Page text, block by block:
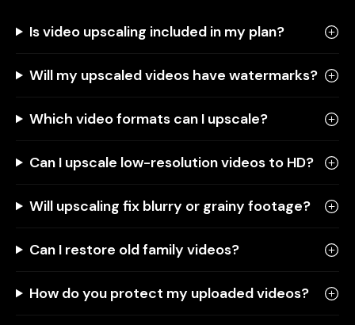
Is video upscaling included in my plan?
Will my upscaled videos have watermarks?
Which video formats can I upscale?
Can I upscale low-resolution videos to HD?
Will upscaling fix blurry or grainy footage?
Can I restore old family videos?
How do you protect my uploaded videos?